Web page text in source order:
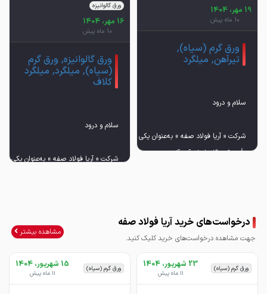
19 مهر، 1404
10 ماه پیش
ورق گرم (سیاه),
تیرآهن, میلگرد
شرکت « آریا فولاد صفه » به‌عنوان یکی از معتبرترین
تأمین‌کنندگان انواع آهن‌آلات و محصولات فولادی ،
ورق گالوانیزه
16 مهر، 1404
10 ماه پیش
ورق گالوانیزه, ورق گرم
(سیاه), میلگرد, میلگرد
کلاف
شرکت « آریا فولاد صفه » به‌عنوان یکی از
درخواست‌های خرید آریا فولاد صفه
جهت مشاهده درخواست‌های خرید کلیک کنید.
مشاهده بیشتر
ورق گرم (سیاه) 23 شهریور، 1404
11 ماه پیش
ورق گرم (سیاه) 15 شهریور، 1404
11 ماه پیش